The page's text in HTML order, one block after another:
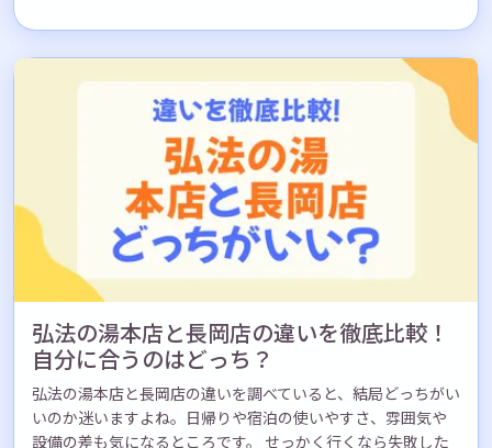
弘法の湯本店と長岡店の違いを徹底比較！
自分に合うのはどっち？
弘法の湯本店と長岡店の違いを調べていると、結局どっちがい
いのか迷いますよね。日帰りや宿泊の使いやすさ、雰囲気や
設備の差も気になるところです。 せっかく行くなら失敗した